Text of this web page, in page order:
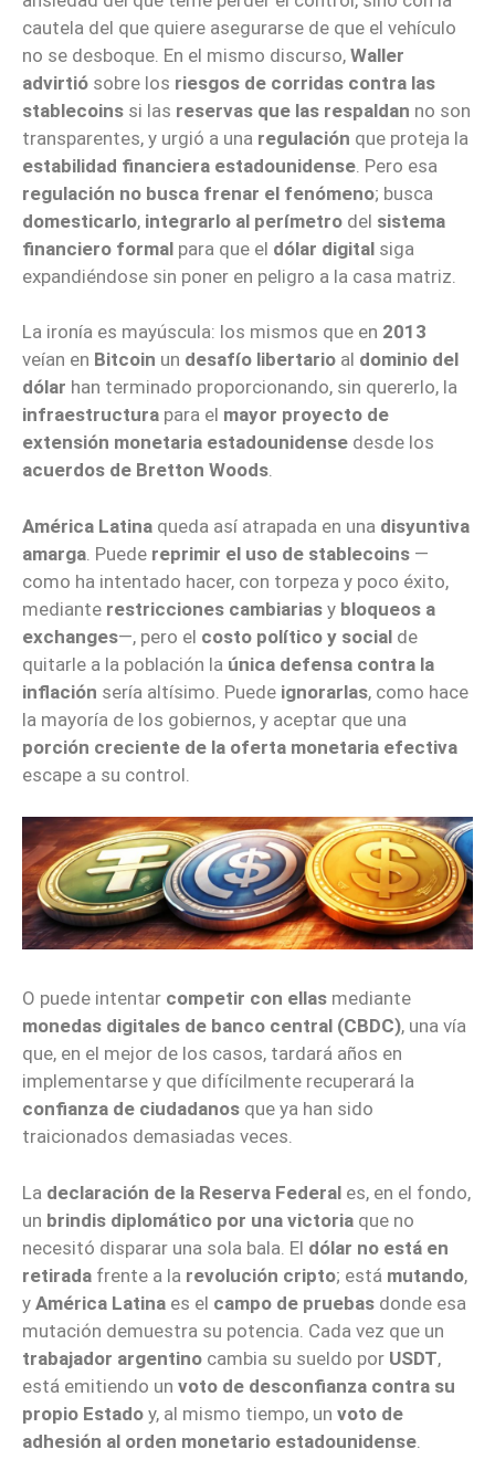
cautela del que quiere asegurarse de que el vehículo
no se desboque. En el mismo discurso, Waller
advirtió sobre los riesgos de corridas contra las
stablecoins si las reservas que las respaldan no son
transparentes, y urgió a una regulación que proteja la
estabilidad financiera estadounidense . Pero esa
regulación no busca frenar el fenómeno; busca
domesticarlo, integrarlo al perímetro del sistema
financiero formal para que el dólar digital siga
expandiéndose sin poner en peligro a la casa matriz.
La ironía es mayúscula: los mismos que en 2013
veían en Bitcoin un desafío libertario al dominio del
dólar han terminado proporcionando, sin quererlo, la
infraestructura para el mayor proyecto de
extensión monetaria estadounidense desde los
acuerdos de Bretton Woods.
América Latina queda así atrapada en una disyuntiva
amarga . Puede reprimir el uso de stablecoins —
como ha intentado hacer, con torpeza y poco éxito,
mediante restricciones cambiarias y bloqueos a
exchanges—, pero el costo político y social de
quitarle a la población la única defensa contra la
inflación sería altísimo. Puede ignorarlas, como hace
la mayoría de los gobiernos, y aceptar que una
porción creciente de la oferta monetaria efectiva
escape a su control.
O puede intentar competir con ellas mediante
monedas digitales de banco central (CBDC), una vía
que, en el mejor de los casos, tardará años en
implementarse y que difícilmente recuperará la
confianza de ciudadanos que ya han sido
traicionados demasiadas veces.
La declaración de la Reserva Federal es, en el fondo,
un brindis diplomático por una victoria que no
necesitó disparar una sola bala. El dólar no está en
retirada frente a la revolución cripto; está mutando,
y América Latina es el campo de pruebas donde esa
mutación demuestra su potencia. Cada vez que un
trabajador argentino cambia su sueldo por USDT,
está emitiendo un voto de desconfianza contra su
propio Estado y, al mismo tiempo, un voto de
adhesión al orden monetario estadounidense